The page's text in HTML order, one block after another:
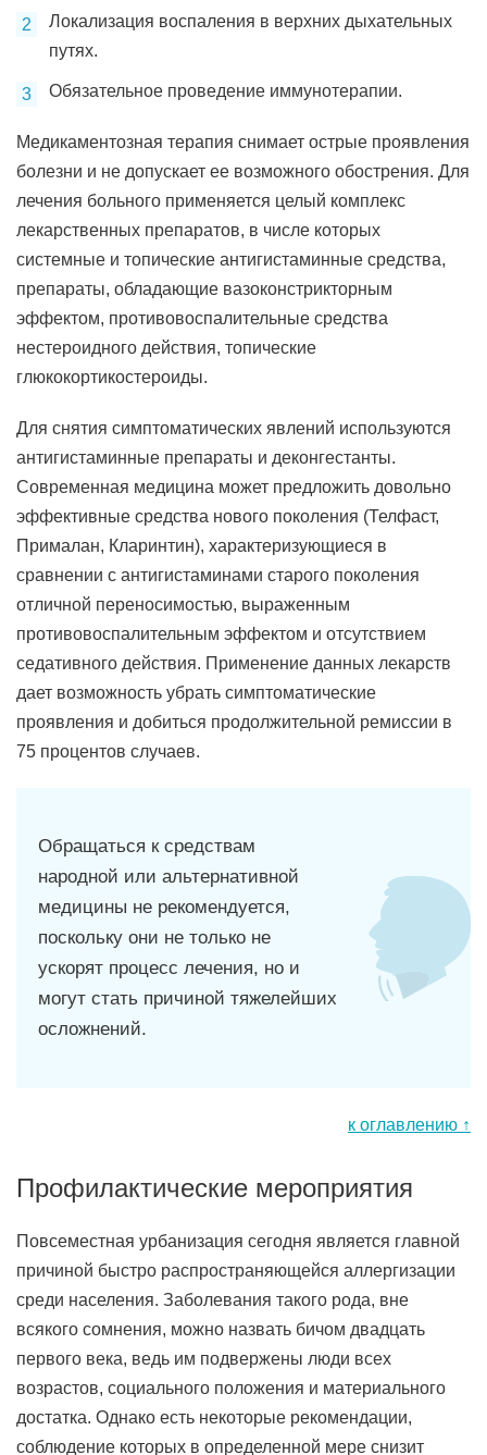
Локализация воспаления в верхних дыхательных
путях.
Обязательное проведение иммунотерапии.
Медикаментозная терапия снимает острые проявления
болезни и не допускает ее возможного обострения. Для
лечения больного применяется целый комплекс
лекарственных препаратов, в числе которых
системные и топические антигистаминные средства,
препараты, обладающие вазоконстрикторным
эффектом, противовоспалительные средства
нестероидного действия, топические
глюкокортикостероиды.
Для снятия симптоматических явлений используются
антигистаминные препараты и деконгестанты.
Современная медицина может предложить довольно
эффективные средства нового поколения (Телфаст,
Прималан, Кларинтин), характеризующиеся в
сравнении с антигистаминами старого поколения
отличной переносимостью, выраженным
противовоспалительным эффектом и отсутствием
седативного действия. Применение данных лекарств
дает возможность убрать симптоматические
проявления и добиться продолжительной ремиссии в
75 процентов случаев.
Обращаться к средствам
народной или альтернативной
медицины не рекомендуется,
поскольку они не только не
ускорят процесс лечения, но и
могут стать причиной тяжелейших
осложнений.
к оглавлению ↑
Профилактические мероприятия
Повсеместная урбанизация сегодня является главной
причиной быстро распространяющейся аллергизации
среди населения. Заболевания такого рода, вне
всякого сомнения, можно назвать бичом двадцать
первого века, ведь им подвержены люди всех
возрастов, социального положения и материального
достатка. Однако есть некоторые рекомендации,
соблюдение которых в определенной мере снизит